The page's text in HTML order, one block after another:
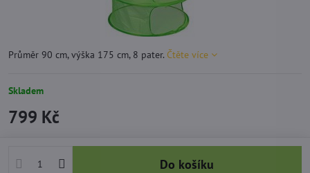
Průměr 90 cm, výška 175 cm, 8 pater. Čtěte více
Skladem
799 Kč
Do košíku